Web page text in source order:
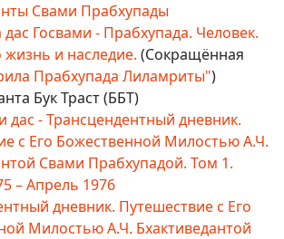
Свами Прабхупады
дас Госвами - Прабхупада. Человек.
жизнь и наследие. (Сокращённая
Прабхупада Лиламриты")
Бук Траст (ББТ)
дас - Трансцендентный дневник.
с Его Божественной Милостью А.Ч.
Свами Прабхупадой. Том 1.
– Апрель 1976
дневник. Путешествие с Его
Милостью А.Ч. Бхактиведантой